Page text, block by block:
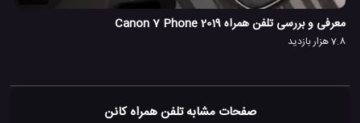
معرفی و بررسی تلفن همراه Canon 7 Phone 2019
7.8 هزار بازدید
صفحات مشابه تلفن همراه کانن